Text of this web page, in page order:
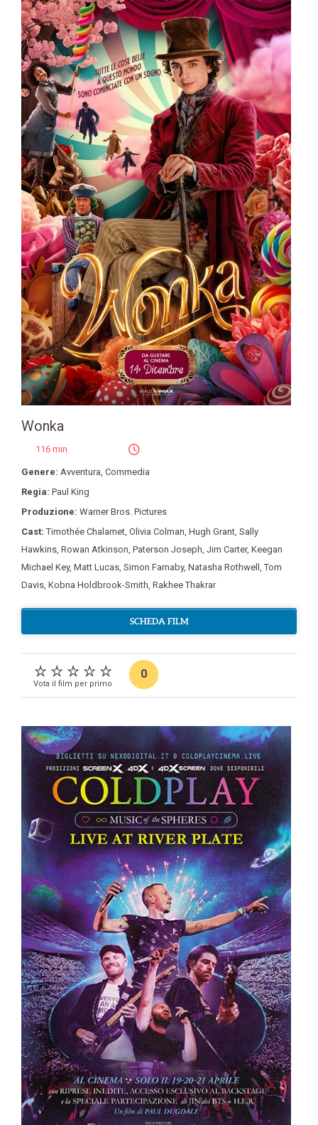
Wonka
116 min
Genere: Avventura, Commedia
Regia: Paul King
Produzione: Warner Bros. Pictures
Cast:Timothée Chalamet, Olivia Colman, Hugh Grant, Sally
Hawkins, Rowan Atkinson, Paterson Joseph, Jim Carter, Keegan
Michael Key, Matt Lucas, Simon Farnaby, Natasha Rothwell ,Tom
Davis, Kobna Holdbrook-Smith, Rakhee Thakrar
SCHEDA FILM
Vota il film per primo
0